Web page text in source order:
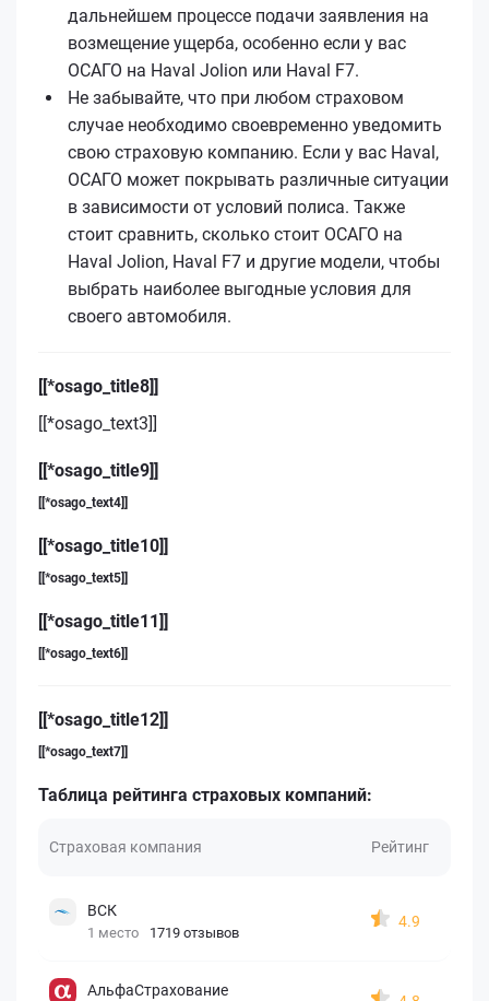
дальнейшем процессе подачи заявления на
возмещение ущерба, особенно если у вас
ОСАГО на Haval Jolion или Haval F7.
Не забывайте, что при любом страховом
случае необходимо своевременно уведомить
свою страховую компанию. Если у вас Haval,
ОСАГО может покрывать различные ситуации
в зависимости от условий полиса. Также
стоит сравнить, сколько стоит ОСАГО на
Haval Jolion, Haval F7 и другие модели, чтобы
выбрать наиболее выгодные условия для
своего автомобиля.
[[*osago_title8]]
[[*osago_text3]]
[[*osago_title9]]
[[*osago_text4]]
[[*osago_title10]]
[[*osago_text5]]
[[*osago_title11]]
[[*osago_text6]]
[[*osago_title12]]
[[*osago_text7]]
Таблица рейтинга страховых компаний:
Страховая компания Рейтинг
ВСК
1 место 1719 отзывов
4.9
АльфаСтрахование